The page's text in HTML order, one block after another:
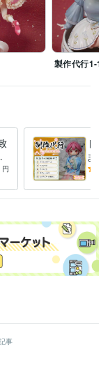
製作代行1‐1
円
ド
ます
ドド
事